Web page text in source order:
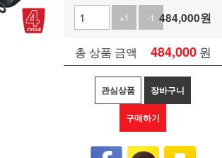
+1
-1 484,000원
총 상품 금액 484,000 원
관심상품 장바구니
구매하기